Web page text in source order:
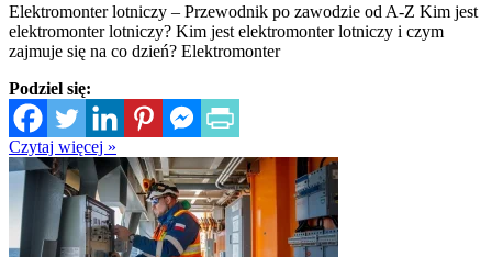
Elektromonter lotniczy – Przewodnik po zawodzie od A-Z Kim jest
elektromonter lotniczy? Kim jest elektromonter lotniczy i czym
zajmuje się na co dzień? Elektromonter
Podziel się:
Czytaj więcej »